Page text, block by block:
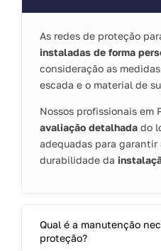
As redes de proteção
instaladas de forma
consideração as
escada e o material de
Nossos profissionais em
avaliação detalhada do
adequadas para garantir
durabilidade da
Qual é a manutenção
proteção?